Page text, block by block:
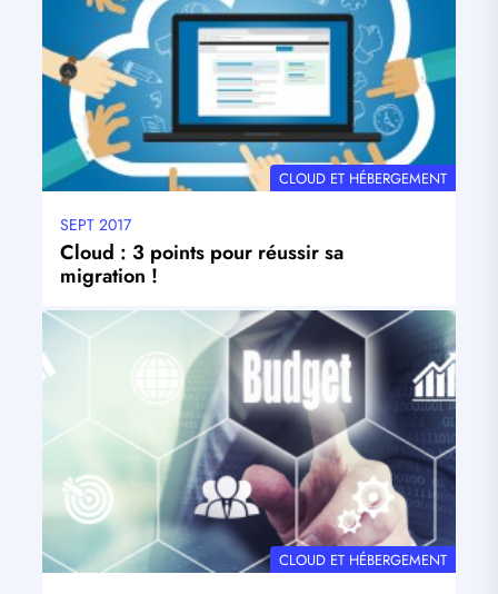
THÉMATIQUE
CLOUD ET HÉBERGEMENT
Date
mise
à
jour
SEPT 2017
Cloud : 3 points pour réussir sa
migration !
Visuel
principal
THÉMATIQUE
CLOUD ET HÉBERGEMENT